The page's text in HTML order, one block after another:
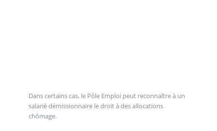
Dans certains cas, le Pôle Emploi peut reconnaître à un
salarié démissionnaire le droit à des allocations
chômage.